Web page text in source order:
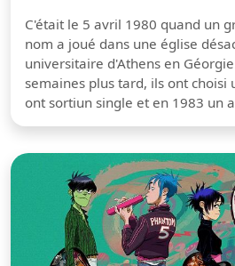
C'était le 5 avril 1980 quand un
nom a joué dans une église
universitaire d'Athens en
semaines plus tard, ils ont choisi
ont sortiun single et en 1983 un